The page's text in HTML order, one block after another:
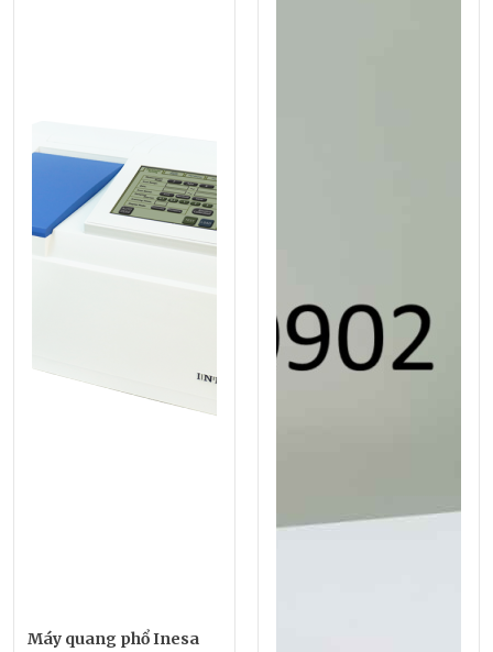
Máy quang phổ Inesa